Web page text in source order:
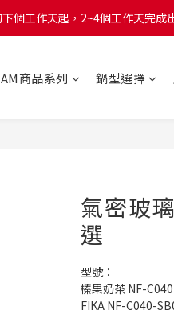
個工作天起，2~4個工作天完成
個工作天起，2~4個工作天完成
個工作天起，2~4個工作天完成出
商品系列 鍋型選擇
氣密玻
選
型號：
榛果奶茶 NF-
FIKA NF-C040-